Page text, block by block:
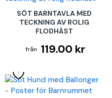
SÖT BARNTAVLA MED
TECKNING AV ROLIG
FLODHÄST
119.00 kr